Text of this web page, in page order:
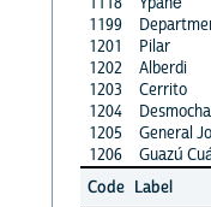
1199
1201
Pilar
1202
Alberdi
1203
Cerrito
1204
1205
General
1206
Guazú
Code Label